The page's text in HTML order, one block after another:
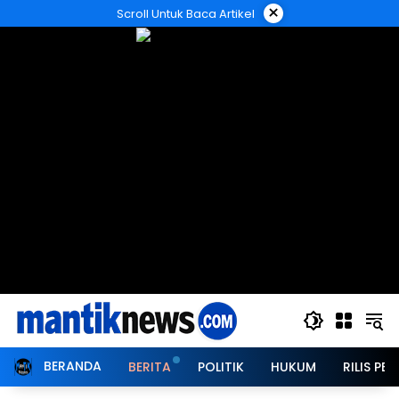
ke
Scroll Untuk Baca Artikel ×
BERANDA BERITA POLITIK HUKUM RILIS